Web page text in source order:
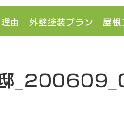
由 外壁塗装プラン 屋根
邸